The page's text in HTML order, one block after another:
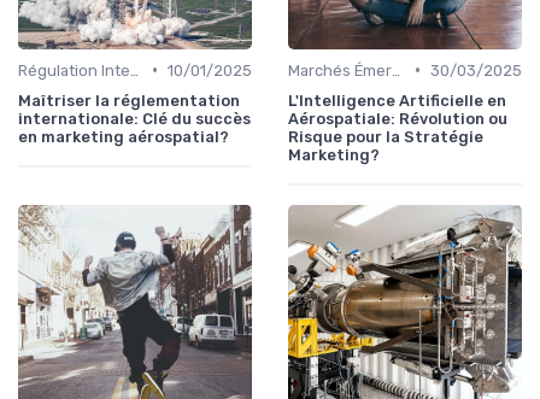
• 10/01/2025
Maîtriser la réglementation
internationale: Clé du succès
en marketing aérospatial?
• 30/03/2025
L'Intelligence Artificielle en
Aérospatiale: Révolution ou
Risque pour la Stratégie
Marketing?